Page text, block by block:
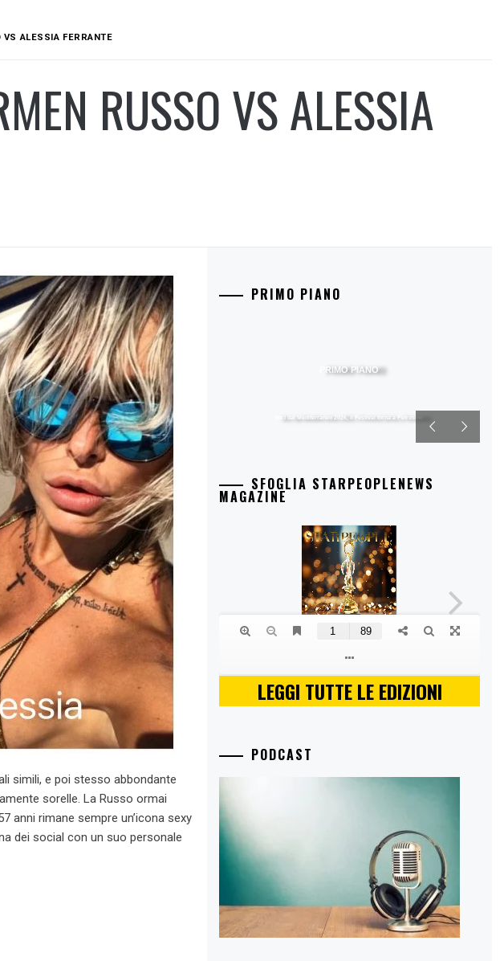
ALESSIA FERRANTE
RUSSO VS ALESSIA
simili, e poi stesso abbondante
sorelle. La Russo ormai
anni rimane sempre un’icona sexy
dei social con un suo personale
PRIMO PIANO
Voci dal Mediterraneo 2026, il Festival torna a Petrosino
PRIMO PIANO
SFOGLIA STARPEOPLENEWS
MAGAZINE
LEGGI TUTTE LE EDIZIONI
PODCAST